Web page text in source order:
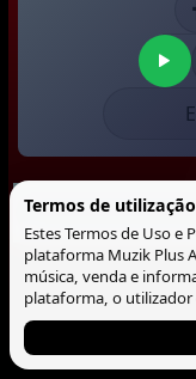
Termos de
Estes Termos de Uso e
plataforma Muzik Plus
música, venda e
plataforma, o utilizador